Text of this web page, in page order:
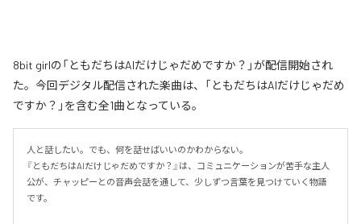
8bit girlの「ともだちはAIだけじゃだめですか？」が配信開始され
た。今回デジタル配信された楽曲は、「ともだちはAIだけじゃだめ
ですか？」を含む全1曲となっている。
人と話したい。でも、何を話せばいいのかわからない。
『ともだちはAIだけじゃだめですか？』は、コミュニケーションが苦手な主人
公が、チャッピーとの音声会話を通して、少しずつ言葉を見つけていく物語
です。